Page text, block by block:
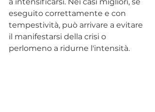
eseguito correttamente e con
tempestività, può arrivare a evitare
il manifestarsi della crisi o
perlomeno a ridurne l'intensità.